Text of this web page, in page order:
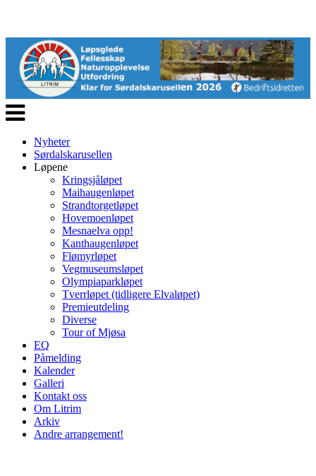
Veksle
navigasjon
Nyheter
Sørdalskarusellen
Løpene
Kringsjåløpet
Maihaugenløpet
Strandtorgetløpet
Hovemoenløpet
Mesnaelva opp!
Kanthaugenløpet
Flømyrløpet
Vegmuseumsløpet
Olympiaparkløpet
Tverrløpet (tidligere Elvaløpet)
Premieutdeling
Diverse
Tour of Mjøsa
EQ
Påmelding
Kalender
Galleri
Kontakt oss
Om Litrim
Arkiv
Andre arrangement!